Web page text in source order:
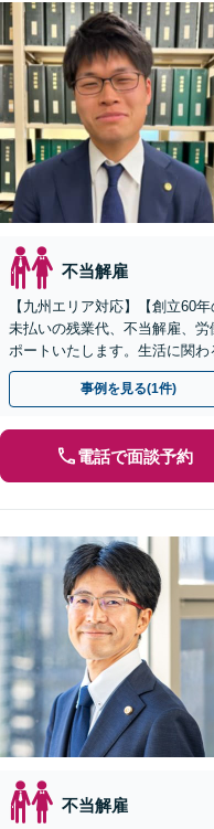
不当解雇
【九州エリア対応】【創立60
未払いの残業代、不当解雇、
ポートいたします。生活に関
しっかりと労働者の権利を主
事例を見る(1件)
電話で面談予約
不当解雇